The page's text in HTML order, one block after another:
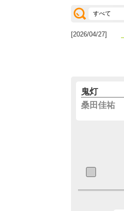
[2026/07/28]
[2026/04/27]
鬼灯
桑田佳祐